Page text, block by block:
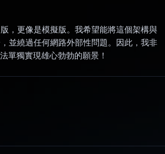
，更像是模擬版。我希望能將這個架構與
並繞過任何網路外部性問題。因此，我非
單獨實現雄心勃勃的願景！